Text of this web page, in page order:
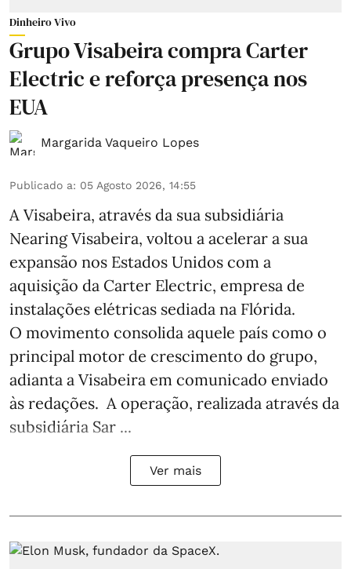
Dinheiro Vivo
Grupo Visabeira compra Carter
Electric e reforça presença nos
EUA
Margarida Vaqueiro Lopes
Publicado a: 05 Agosto 2026, 14:55
A Visabeira, através da sua subsidiária
Nearing Visabeira, voltou a acelerar a sua
expansão nos Estados Unidos com a
aquisição da Carter Electric, empresa de
instalações elétricas sediada na Flórida.
O movimento consolida aquele país como o
principal motor de crescimento do grupo,
adianta a Visabeira em comunicado enviado
às redações. A operação, realizada através da
subsidiária Sar ...
Ver mais